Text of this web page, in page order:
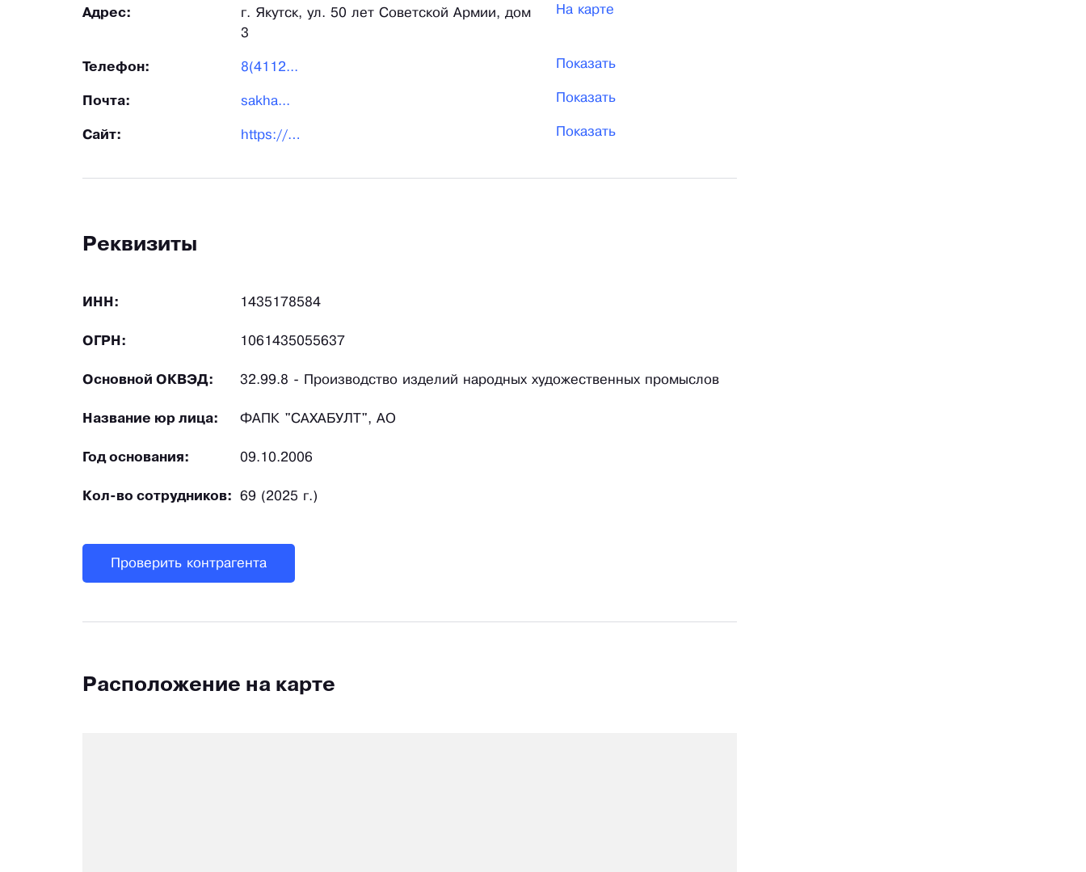
Адрес:
г. Якутск, ул. 50 лет Советской Армии, дом
3
На карте
Телефон: 8(4112... Показать
Почта: sakha... Показать
Сайт: https://sakhabult.com/ Показать
Реквизиты
ИНН: 1435178584
ОГРН: 1061435055637
Основной ОКВЭД: 32.99.8 - Производство изделий народных художественных промыслов
Название юр лица: ФАПК "САХАБУЛТ", АО
Год основания: 09.10.2006
Кол-во сотрудников: 69 (2025 г.)
Проверить контрагента
Расположение на карте